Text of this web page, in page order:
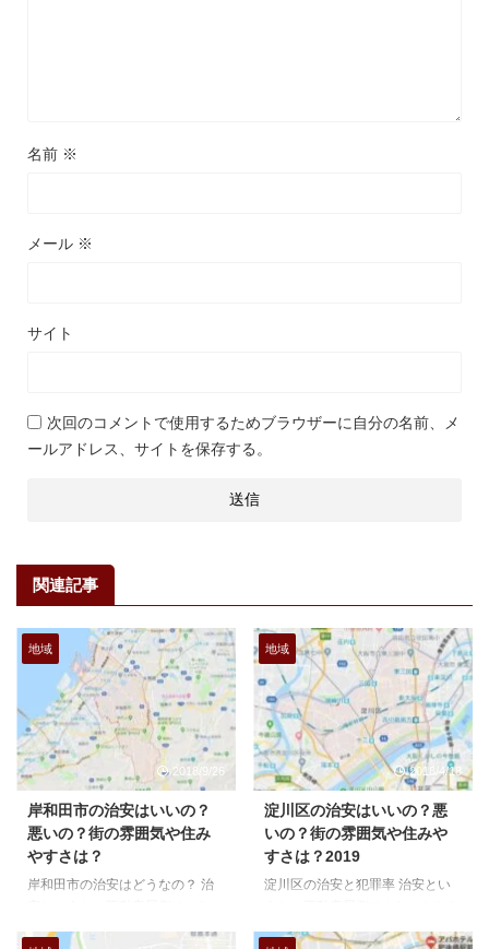
名前 ※
メール ※
サイト
次回のコメントで使用するためブラウザーに自分の名前、メ
ールアドレス、サイトを保存する。
関連記事
地域
2018/9/26
岸和田市の治安はいいの？
悪いの？街の雰囲気や住み
やすさは？
岸和田市の治安はどうなの？ 治
とした説明になりがちなんですよ
地域
2018/4/18
淀川区の治安はいいの？悪
いの？街の雰囲気や住みや
すさは？2019
淀川区の治安と犯罪率 治安とい
説明になりがちなんですよね、な